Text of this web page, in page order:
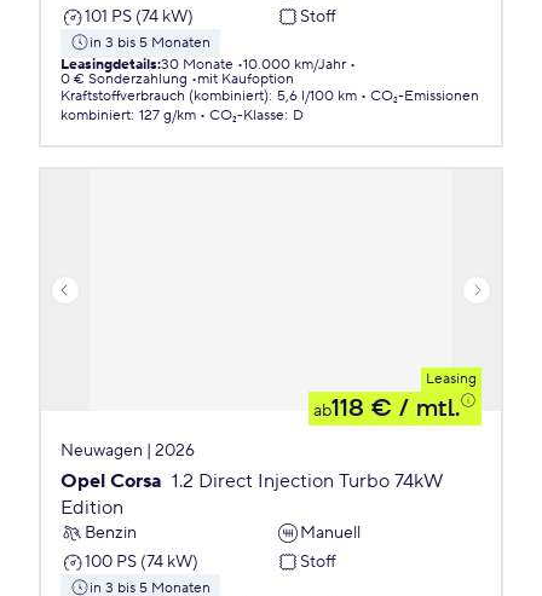
101 PS (74 kW)
Stoff
in 3 bis 5 Monaten
Leasingdetails:30 Monate 10.000 km/Jahr
0 € Sonderzahlung
mit Kaufoption
Kraftstoffverbrauch (kombiniert): 5,6 l/100 km
CO₂-Emissionen
kombiniert: 127 g/km CO₂-Klasse: D
Leasing
ab118 € / mtl.
Neuwagen | 2026
Opel Corsa 1.2 Direct Injection Turbo 74kW
Edition
Benzin
Manuell
100 PS (74 kW)
Stoff
in 3 bis 5 Monaten